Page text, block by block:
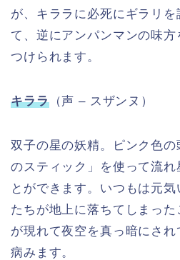
が、キララに必死にギラリ
て、逆にアンパンマンの味
つけられます。
キララ（声 – スザンヌ）
双子の星の妖精。ピンク色
のスティック」を使って流れ
とができます。いつもは元
たちが地上に落ちてしまっ
が現れて夜空を真っ暗にさ
病みます。